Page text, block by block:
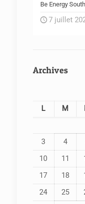
Be Energy
7 juillet
Archives
L M
3
4
10
11
17
18
24
25